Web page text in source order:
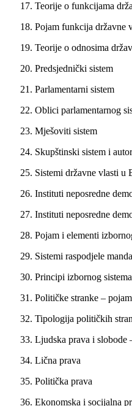
17. Teorije o funkcijama
18. Pojam funkcija državne
19. Teorije o odnosima
20. Predsjednički sistem
21. Parlamentarni sistem
22. Oblici parlamentarnog
23. Mješoviti sistem
24. Skupštinski sistem i
25. Sistemi državne vlasti u
26. Instituti neposredne
27. Instituti neposredne
28. Pojam i elementi
29. Sistemi raspodjele
30. Principi izbornog
31. Političke stranke –
32. Tipologija političkih
33. Ljudska prava i slobode
34. Lična prava
35. Politička prava
36. Ekonomska i socijalna